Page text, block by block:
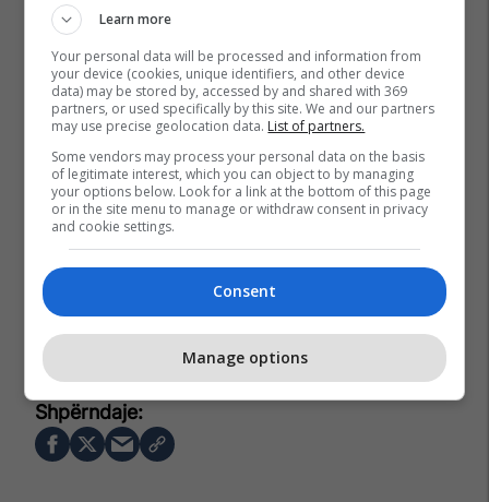
Transferimet Real Madrid Benfica
Antonio Silva
Learn more
Your personal data will be processed and information from
your device (cookies, unique identifiers, and other device
data) may be stored by, accessed by and shared with 369
partners, or used specifically by this site. We and our partners
may use precise geolocation data. List of partners.
Some vendors may process your personal data on the basis
of legitimate interest, which you can object to by managing
your options below. Look for a link at the bottom of this page
or in the site menu to manage or withdraw consent in privacy
and cookie settings.
Consent
Manage options